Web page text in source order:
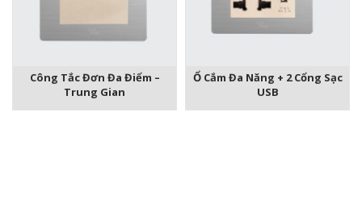
Công Tắc Đơn Đa Điểm –
Trung Gian
Ổ Cắm Đa Năng + 2 Cổng Sạc
USB